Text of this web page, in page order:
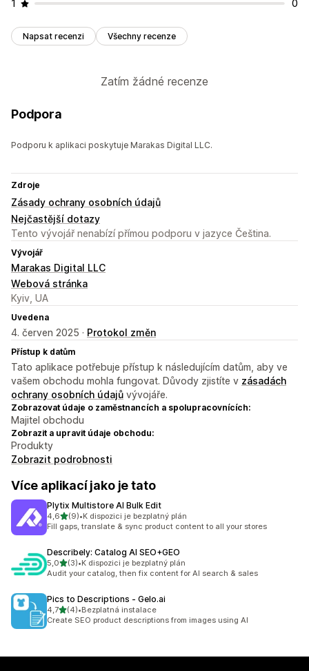
1 0
Napsat recenzi Všechny recenze
Zatím žádné recenze
Podpora
Podporu k aplikaci poskytuje Marakas Digital LLC.
Zdroje
Zásady ochrany osobních údajů
Nejčastější dotazy
Tento vývojář nenabízí přímou podporu v jazyce Čeština.
Vývojář
Marakas Digital LLC
Webová stránka
Kyiv, UA
Uvedena
4. červen 2025 · Protokol změn
Přístup k datům
Tato aplikace potřebuje přístup k následujícím datům, aby ve
vašem obchodu mohla fungovat. Důvody zjistíte v zásadách
ochrany osobních údajů vývojáře.
Zobrazovat údaje o zaměstnancích a spolupracovnících:
Majitel obchodu
Zobrazit a upravit údaje obchodu:
Produkty
Zobrazit podrobnosti
Více aplikací jako je tato
Plytix Multistore AI Bulk Edit
4,6z 5 hvězd
(9)
Celkový počet recenzí: 9
•K dispozici je bezplatný plán
Fill gaps, translate & sync product content to all your stores
Describely: Catalog AI SEO+GEO
5,0z 5 hvězd
(3)
Celkový počet recenzí: 3
•K dispozici je bezplatný plán
Audit your catalog, then fix content for AI search & sales
Pics to Descriptions ‑ Gelo.ai
4,7z 5 hvězd
(4)
Celkový počet recenzí: 4
•Bezplatná instalace
Create SEO product descriptions from images using AI